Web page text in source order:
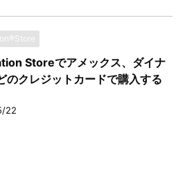
Storeでアメックス、ダイナ
のクレジットカードで購入する
22